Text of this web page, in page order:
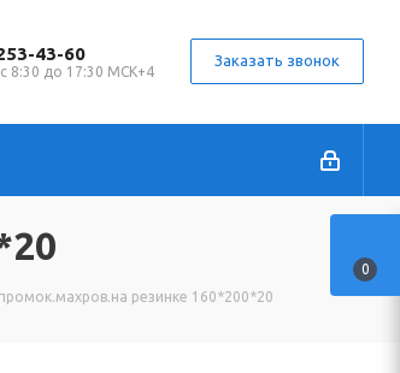
43-60
8:30 до 17:30 МСК+4
Заказать звонок
резинке 160*200*20
0